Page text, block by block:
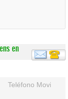
en
Teléfono Movil: